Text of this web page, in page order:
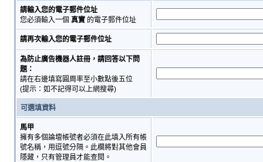
請輸入您的電子郵件位址
您必須輸入一個 真實的電子郵件位址
請再次輸入您的電子郵件位址
為防止廣告機器人註冊，請回答以下問
題：
請在右邊填寫圓周率至小數點後五位
(提示：如不記得可以上網搜尋)
可選填資料
馬甲
擁有多個論壇帳號者必須在此填入所有帳
號名稱，用逗號分隔。此欄將對其他會員
隱藏，只有管理員才能查閱。